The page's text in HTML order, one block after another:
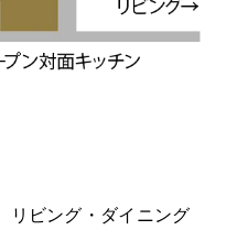
、リビング・ダイニング